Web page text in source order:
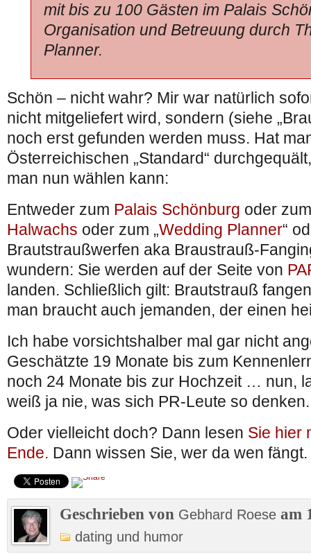
mit bis zu 100 Gästen im Palais
Organisation und Betreuung durch
Planner.
Schön – nicht wahr? Mir war natürlich
nicht mitgeliefert wird, sondern (siehe
noch erst gefunden werden muss. Hat
Österreichischen „Standard“
man nun wählen kann:
Entweder zum Palais Schönburg oder
Halwachs oder zum „Wedding Planner“
Brautstraußwerfen aka Braustrauß-
wundern: Sie werden auf der Seite von
landen. Schließlich gilt: Brautstrauß
man braucht auch jemanden, der einen
Ich habe vorsichtshalber mal gar nicht
Geschätzte 19 Monate bis zum
noch 24 Monate bis zur Hochzeit … nun,
weiß ja nie, was sich PR-Leute so denken.
Oder vielleicht doch? Dann lesen Sie hier
Ende. Dann wissen Sie, wer da wen fängt.
Geschrieben von Gebhard Roese am
dating und humor